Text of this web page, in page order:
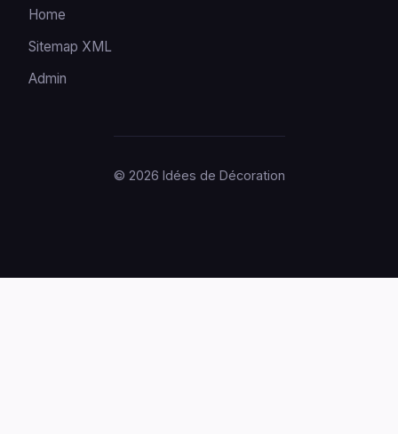
Home
Sitemap XML
Admin
© 2026 Idées de Décoration